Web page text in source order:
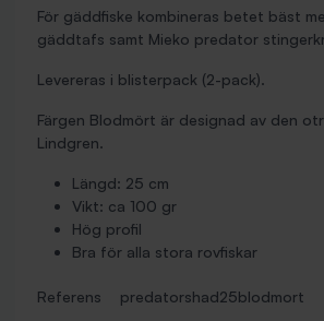
För gäddfiske kombineras betet bäst
gäddtafs samt Mieko predator
Levereras i blisterpack (2-pack).
Färgen Blodmört är designad av den
Lindgren.
Längd: 25 cm
Vikt: ca 100 gr
Hög profil
Bra för alla stora rovfiskar
Referens
predatorshad25blodmort